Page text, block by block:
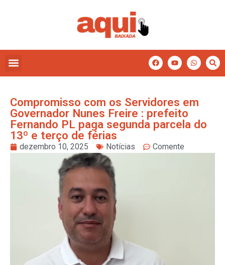
Compromisso com os Servidores em
Governador Nunes Freire : prefeito
Fernando PL paga segunda parcela do
13º e terço de férias
dezembro 10, 2025 Notícias Comente